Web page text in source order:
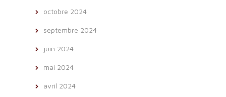
octobre 2024
septembre 2024
juin 2024
mai 2024
avril 2024